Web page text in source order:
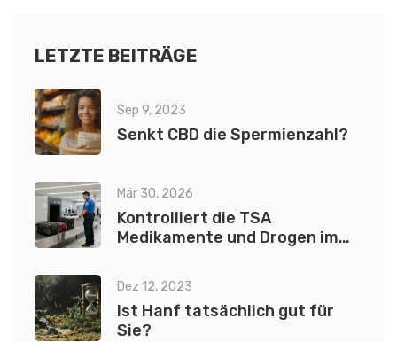
LETZTE BEITRÄGE
Sep 9, 2023
Senkt CBD die Spermienzahl?
Mär 30, 2026
Kontrolliert die TSA
Medikamente und Drogen im
Flügen in die USA?
Dez 12, 2023
Ist Hanf tatsächlich gut für
Sie?